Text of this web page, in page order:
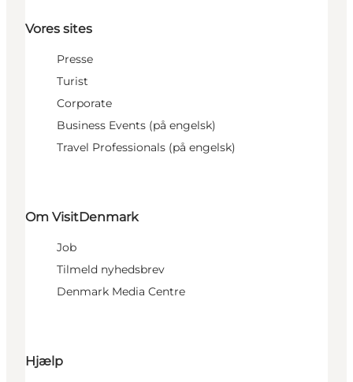
Vores sites
Presse
Turist
Corporate
Business Events (på engelsk)
Travel Professionals (på engelsk)
Om VisitDenmark
Job
Tilmeld nyhedsbrev
Denmark Media Centre
Hjælp